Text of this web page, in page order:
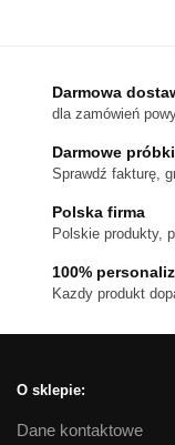
Darmowa
dla zamówień
Darmowe
Sprawdź fakturę,
Polska firma
Polskie produkty,
100%
Kazdy produkt
O sklepie:
Dane kontaktowe